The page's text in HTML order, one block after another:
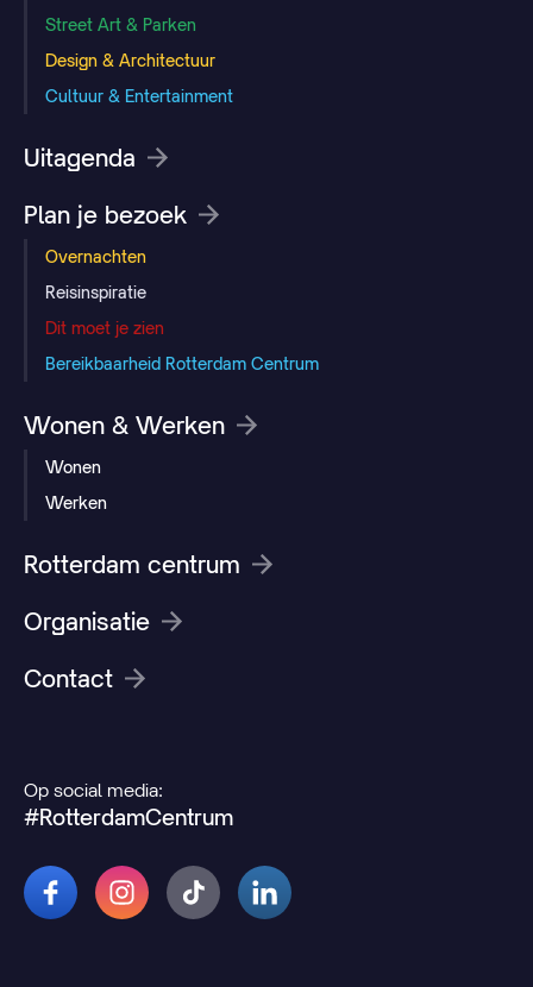
Street Art & Parken
Design & Architectuur
Cultuur & Entertainment
Uitagenda
Plan je bezoek
Overnachten
Reisinspiratie
Dit moet je zien
Bereikbaarheid Rotterdam Centrum
Wonen & Werken
Wonen
Werken
Rotterdam centrum
Organisatie
Contact
Op social media:
#RotterdamCentrum